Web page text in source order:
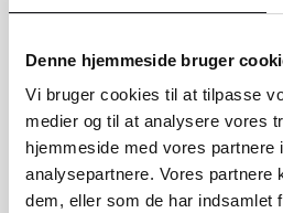
Denne hjemmeside bruger
Vi bruger cookies til at tilpasse
medier og til at analysere vores
hjemmeside med vores partnere
analysepartnere. Vores partnere
dem, eller som de har indsamlet
Nyttige links